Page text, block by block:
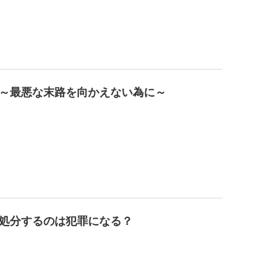
最悪な末路を向かえない為に～
分するのは犯罪になる？